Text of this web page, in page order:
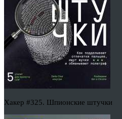
Хакер #325. Шпионские штучки